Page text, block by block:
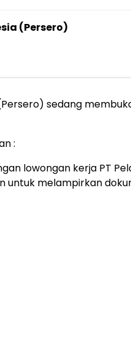
(Persero)
sedang
:
lowongan kerja PT
untuk melampirkan